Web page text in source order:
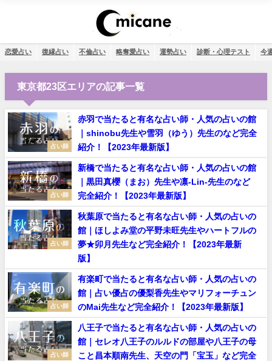
恋愛占い 復縁占い 不倫占い 略奪愛占い 運勢占い 診断・心理テスト 今
東京都23区エリアの記事一覧
占い師
赤羽で当たると有名な占い師・人気の占いの館
｜shinobu先生や雪羽（ゆう）先生のなど完全
紹介！【2023年最新版】
占い師
新橋で当たると有名な占い師・人気の占いの館
｜黒田真櫻（まお）先生や凛‐Lin‐先生のなど
完全紹介！【2023年最新版】
占い師
秋葉原で当たると有名な占い師・人気の占いの
館｜ほしよみ堂の平野未旺先生やハートフルの
夢★卯月先生など完全紹介！【2023年最新
版】
占い師
有楽町で当たると有名な占い師・人気の占いの
館｜占い優占の優梨香先生やマリフォーチュン
のMai先生など完全紹介！【2023年最新版】
占い師
八王子で当たると有名な占い師・人気の占いの
館｜セレオ八王子のルルドの部屋や八王子の母
こと昌本順南先生、天空の門「宝玉」など完全